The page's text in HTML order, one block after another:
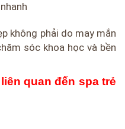
không phải do may mắn
sóc khoa học và bền
quan đến spa trẻ